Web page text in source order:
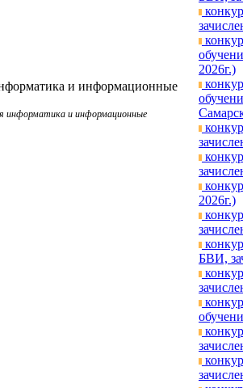
и информационные
информатика и информационные
2026г.)
2026г.)
БВИ,